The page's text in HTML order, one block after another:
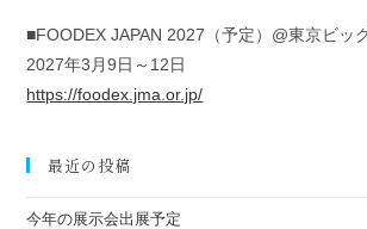
■FOODEX JAPAN 2027（予定）@東京ビッ
2027年3月9日～12日
https://foodex.jma.or.jp/
最近の投稿
今年の展示会出展予定